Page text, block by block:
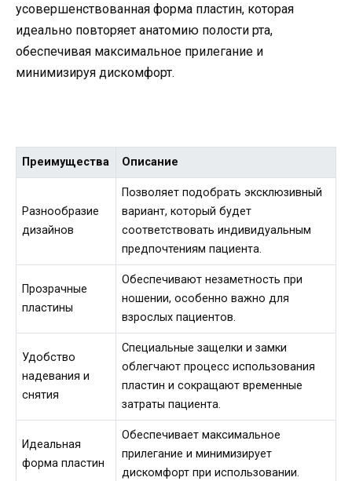
усовершенствованная форма пластин, которая
идеально повторяет анатомию полости рта,
обеспечивая максимальное прилегание и
минимизируя дискомфорт.
Преимущества Описание
Разнообразие
дизайнов
Позволяет подобрать эксклюзивный
вариант, который будет
соответствовать индивидуальным
предпочтениям пациента.
Прозрачные
пластины
Обеспечивают незаметность при
ношении, особенно важно для
взрослых пациентов.
Удобство
надевания и
снятия
Специальные защелки и замки
облегчают процесс использования
пластин и сокращают временные
затраты пациента.
Идеальная
форма пластин
Обеспечивает максимальное
прилегание и минимизирует
дискомфорт при использовании.